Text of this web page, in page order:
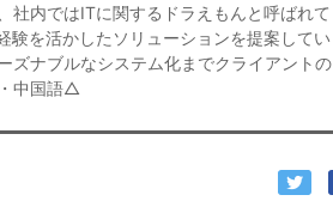
社内ではITに関するドラえもんと呼ばれて
験を活かしたソリューションを提案してい
ズナブルなシステム化までクライアントの
中国語△